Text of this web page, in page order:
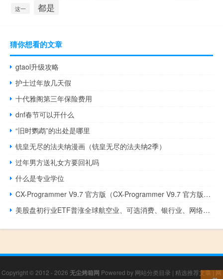
这一 都是
猜你想看的文章
gtaol升级攻略
护士过年放几天假
十代雅阁第三年保险费用
dnf春节可以开什么
“旧时鹦鹉”的出处是哪里
铳皇无尽的法夫纳漫画（铳皇无尽的法夫纳2季）
过年男方送礼女方要回礼吗
什么是专业学位
CX-Programmer V9.7 官方版（CX-Programmer V9.7 官方版功能简介）
美股盘初行业ETF普涨全球航空业、可选消费、银行业、网络股指数ETF涨超1%
Copyright © 2012 - 2026 无尘烤箱网 Powered by 网站分类目录 | 精选推荐文章|网